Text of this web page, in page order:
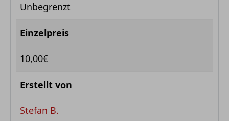
Unbegrenzt
Einzelpreis
10,00€
Erstellt von
Stefan B.